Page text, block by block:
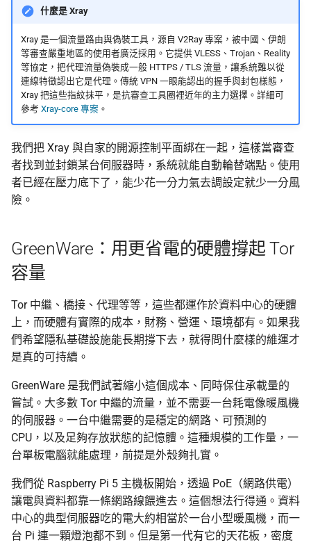
什麼是 Xray
Xray 是一個流量路由與偽裝工具，源自 V2Ray 專案，被中國、伊朗
等審查嚴重地區的使用者廣泛採用。它提供 VLESS、Trojan、Reality
等協定，把代理流量偽裝成一般 HTTPS / TLS 流量，讓系統難以從
連線特徵認出它是代理。傳統 VPN 一眼能認出的握手與封包樣態，
Xray 把這些指紋抹平，是抗審查工具圈裡近年的主力選擇。詳細可
參考 Xray-core 專案。
我們把 Xray 與自家的開源控制平面綁在一起，這樣當審查
者找到並封鎖某台伺服器時，系統就能自動輪替端點。使用
者已經在壓力底下了，能少花一分力氣去調設定就少一分風
險。
GreenWare：用更省電的硬體撐起 Tor
容量
Tor 中繼、橋接、代理等等，這些都運作於資料中心的硬體
上，而硬體有實際的成本，財務、營運、環境都有。如果我
們希望隱私基礎設施能長期撐下去，就得問什麼樣的維運才
是真的可持續。
GreenWare 是我們試著縮小這個成本、同時保住承載量的
嘗試。大多數 Tor 中繼的流量，並不需要一台耗電像暖風機
的伺服器。一台中繼需要的是穩定的網路、可預測的
CPU，以及足夠存放狀態的記憶體。這種規模的工作量，一
台單板電腦就能處理，前提是外殼夠扎實。
我們從 Raspberry Pi 5 主機板開始，透過 PoE（網路供電）
讓電與資料都靠一條網路線餵進去。這個想法行得通。資料
中心的典型伺服器吃的電大約相當於一台小型暖風機，而一
台 Pi 連一顆燈泡都不到。但是第一代有它的天花板，密度